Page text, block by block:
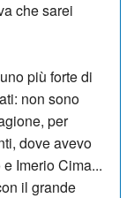
che sarei
più forte di
non sono
per
dove avevo
Imerio Cima...
il grande